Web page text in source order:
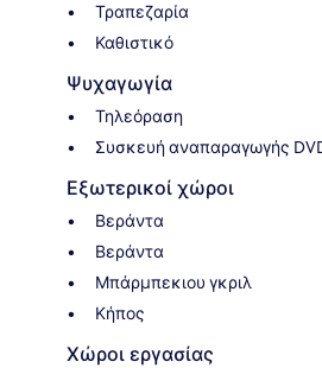
Τραπεζαρία
Καθιστικό
Ψυχαγωγία
Τηλεόραση
Συσκευή αναπαραγωγής
Εξωτερικοί χώροι
Βεράντα
Βεράντα
Μπάρμπεκιου γκριλ
Κήπος
Χώροι εργασίας